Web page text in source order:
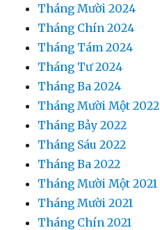
Tháng Mười 2024
Tháng Chín 2024
Tháng Tám 2024
Tháng Tư 2024
Tháng Ba 2024
Tháng Mười Một 2022
Tháng Bảy 2022
Tháng Sáu 2022
Tháng Ba 2022
Tháng Mười Một 2021
Tháng Mười 2021
Tháng Chín 2021